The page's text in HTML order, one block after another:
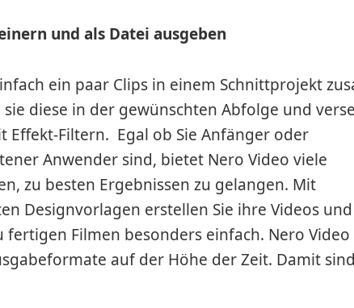
und als Datei ausgeben
ein paar Clips in einem Schnittprojekt
diese in der gewünschten Abfolge und
Effekt-Filtern. Egal ob Sie Anfänger oder
Anwender sind, bietet Nero Video viele
zu besten Ergebnissen zu gelangen. Mit
Designvorlagen erstellen Sie ihre Videos und
fertigen Filmen besonders einfach. Nero
auf der Höhe der Zeit. Damit